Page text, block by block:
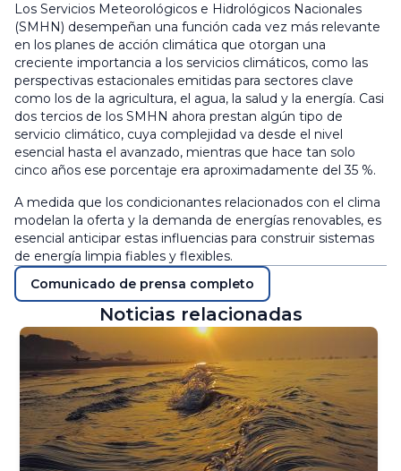
Los Servicios Meteorológicos e Hidrológicos Nacionales
(SMHN) desempeñan una función cada vez más relevante
en los planes de acción climática que otorgan una
creciente importancia a los servicios climáticos, como las
perspectivas estacionales emitidas para sectores clave
como los de la agricultura, el agua, la salud y la energía. Casi
dos tercios de los SMHN ahora prestan algún tipo de
servicio climático, cuya complejidad va desde el nivel
esencial hasta el avanzado, mientras que hace tan solo
cinco años ese porcentaje era aproximadamente del 35 %.
A medida que los condicionantes relacionados con el clima
modelan la oferta y la demanda de energías renovables, es
esencial anticipar estas influencias para construir sistemas
de energía limpia fiables y flexibles.
Comunicado de prensa completo
Noticias relacionadas